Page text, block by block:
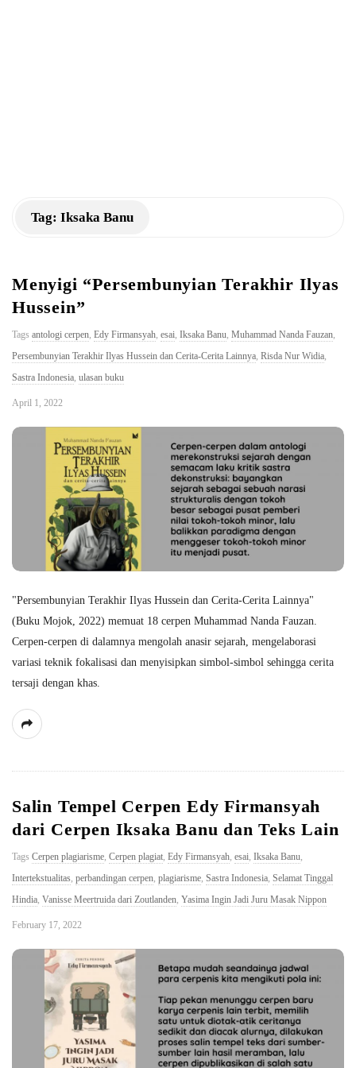
Tag: Iksaka Banu
Menyigi “Persembunyian Terakhir Ilyas
Hussein”
Tags antologi cerpen, Edy Firmansyah, esai, Iksaka Banu, Muhammad Nanda Fauzan,
Persembunyian Terakhir Ilyas Hussein dan Cerita-Cerita Lainnya, Risda Nur Widia,
Sastra Indonesia, ulasan buku
April 1, 2022
"Persembunyian Terakhir Ilyas Hussein dan Cerita-Cerita Lainnya"
(Buku Mojok, 2022) memuat 18 cerpen Muhammad Nanda Fauzan.
Cerpen-cerpen di dalamnya mengolah anasir sejarah, mengelaborasi
variasi teknik fokalisasi dan menyisipkan simbol-simbol sehingga cerita
tersaji dengan khas.
Salin Tempel Cerpen Edy Firmansyah
dari Cerpen Iksaka Banu dan Teks Lain
Tags Cerpen plagiarisme Cerpen plagiat Edy Firmansyah esai Iksaka Banu
Intertekstualitas perbandingan cerpen plagiarisme Sastra Indonesia Selamat Tinggal
Hindia Vanisse Meertruida dari Zoutlanden Yasima Ingin Jadi Juru Masak Nippon
February 17, 2022